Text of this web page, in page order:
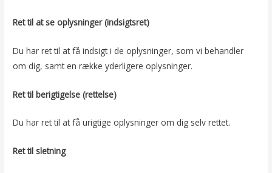
Ret til at se oplysninger (indsigtsret)
Du har ret til at få indsigt i de oplysninger, som vi behandler
om dig, samt en række yderligere oplysninger.
Ret til berigtigelse (rettelse)
Du har ret til at få urigtige oplysninger om dig selv rettet.
Ret til sletning